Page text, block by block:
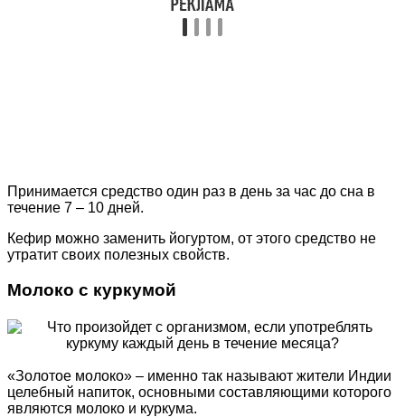
Принимается средство один раз в день за час до сна в
течение 7 – 10 дней.
Кефир можно заменить йогуртом, от этого средство не
утратит своих полезных свойств.
Молоко с куркумой
«Золотое молоко» – именно так называют жители Индии
целебный напиток, основными составляющими которого
являются молоко и куркума.